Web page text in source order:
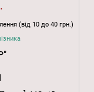
(від 10 до 40 грн.)